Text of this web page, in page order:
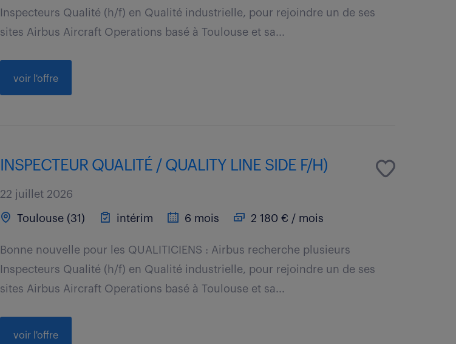
Inspecteurs Qualité (h/f) en Qualité industrielle, pour rejoindre un de ses
sites Airbus Aircraft Operations basé à Toulouse et sa...
voir l'offre
INSPECTEUR QUALITÉ / QUALITY LINE SIDE F/H)
22 juillet 2026
Toulouse (31) intérim 6 mois 2 180 € / mois
Bonne nouvelle pour les QUALITICIENS : Airbus recherche plusieurs
Inspecteurs Qualité (h/f) en Qualité industrielle, pour rejoindre un de ses
sites Airbus Aircraft Operations basé à Toulouse et sa...
voir l'offre